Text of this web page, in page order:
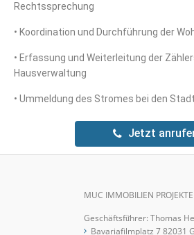
Rechtssprechung
• Koordination und Durchführung der
• Erfassung und Weiterleitung der
Hausverwaltung
• Ummeldung des Stromes bei den
Jetzt
MUC IMMOBILIEN
Geschäftsfü̈hrer: Thomas
Bavariafilmplatz 7 82031